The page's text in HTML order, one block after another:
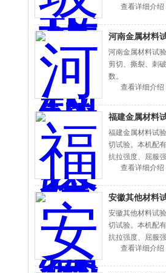
查看详细介绍
河南金属材料
河南金属材料试
剪切、撕裂、刺
数。
查看详细介绍
福建金属材料
福建金属材料试
切试验。本机配
抗拉强度、屈服
查看详细介绍
安徽其他材料
安徽其他材料试
切试验。本机配
抗拉强度、屈服
查看详细介绍